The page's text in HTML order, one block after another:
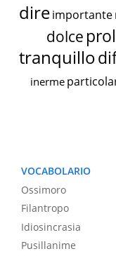
dire importante
dolce
tranquillo
inerme
VOCABOLARIO
Ossimoro
Filantropo
Idiosincrasia
Pusillanime